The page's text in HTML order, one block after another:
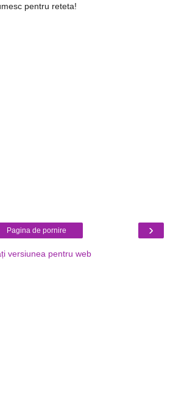
pentru reteta!
›
Pagina de pornire
versiunea pentru web